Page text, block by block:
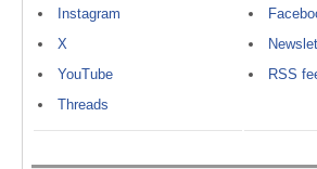
Instagram
X
YouTube
Threads
RSS